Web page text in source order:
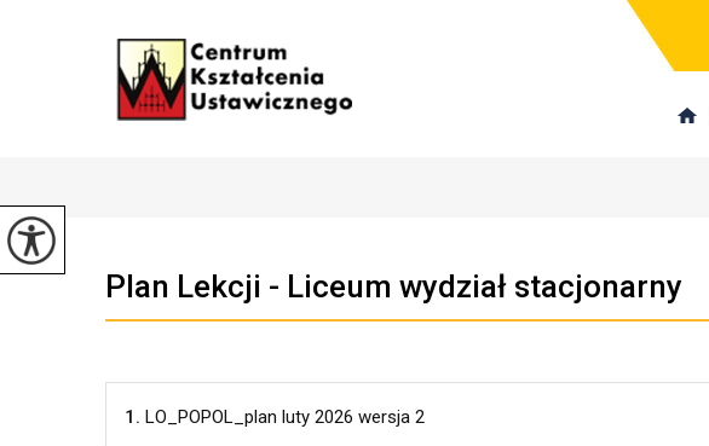
Plan Lekcji - Liceum wydział stacjonarny
1. LO_POPOL_plan luty 2026 wersja 2